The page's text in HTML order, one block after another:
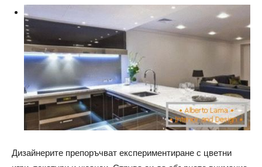
Дизайнерите препоръчват експериментиране с цветни